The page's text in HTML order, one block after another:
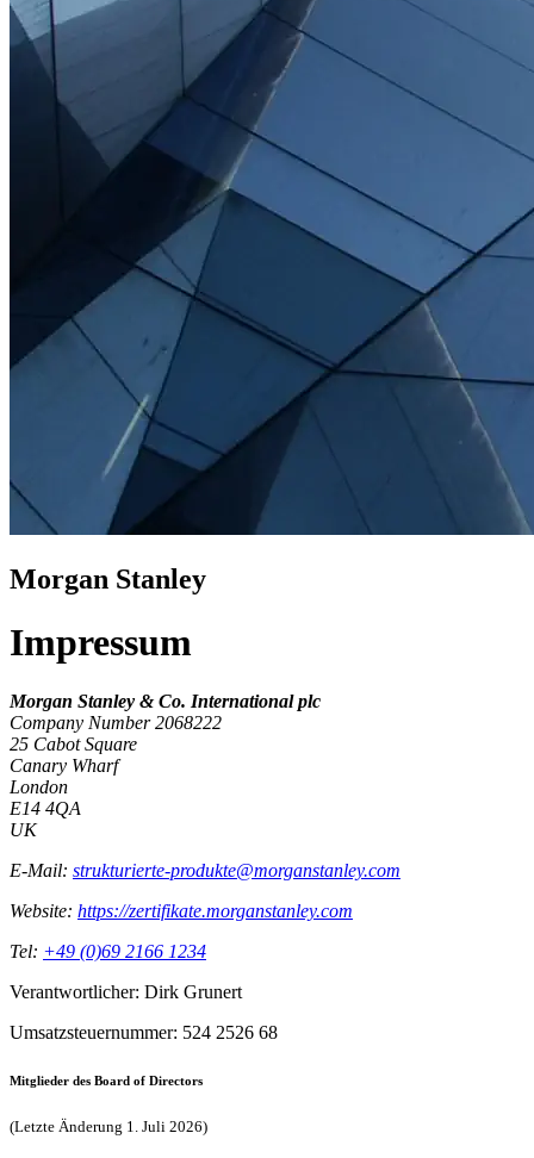
Morgan Stanley
Impressum
Morgan Stanley & Co. International plc
Company Number 2068222
25 Cabot Square
Canary Wharf
London
E14 4QA
UK
E-Mail: strukturierte-produkte@morganstanley.com
Website: https://zertifikate.morganstanley.com
Tel: +49 (0)69 2166 1234
Verantwortlicher: Dirk Grunert
Umsatzsteuernummer: 524 2526 68
Mitglieder des Board of Directors
(Letzte Änderung 1. Juli 2026)